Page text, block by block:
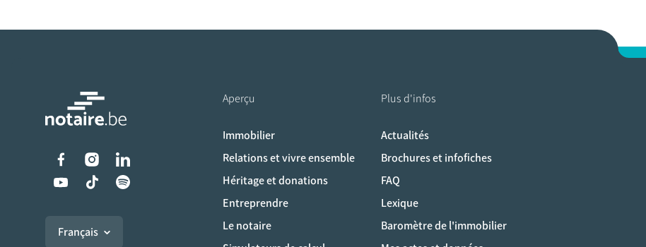
Liens vers les réseaux sociaux
Français
Aperçu
Immobilier
Relations et vivre ensemble
Héritage et donations
Entreprendre
Le notaire
Plus d'infos
Actualités
Brochures et infofiches
FAQ
Lexique
Baromètre de l'immobilier